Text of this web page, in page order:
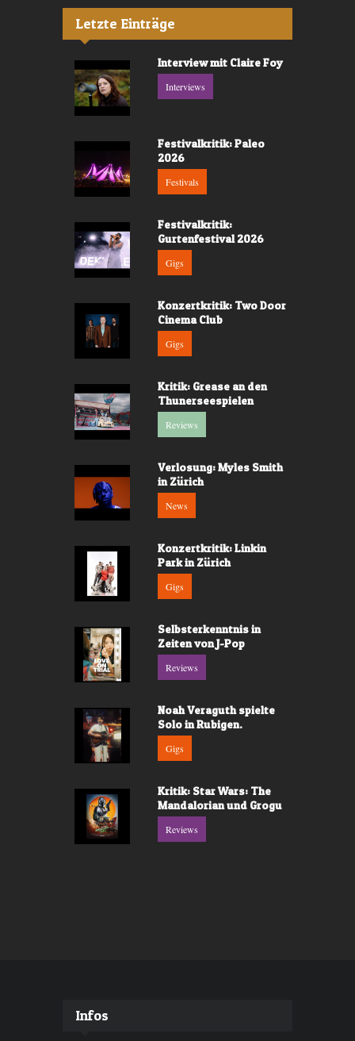
Letzte Einträge
Interview mit Claire Foy
Interviews
Festivalkritik: Paleo
2026
Festivals
Festivalkritik:
Gurtenfestival 2026
Gigs
Konzertkritik: Two Door
Cinema Club
Gigs
Kritik: Grease an den
Thunerseespielen
Reviews
Verlosung: Myles Smith
in Zürich
News
Konzertkritik: Linkin
Park in Zürich
Gigs
Selbsterkenntnis in
Zeiten von J-Pop
Reviews
Noah Veraguth spielte
Solo in Rubigen.
Gigs
Kritik: Star Wars: The
Mandalorian und Grogu
Reviews
Infos